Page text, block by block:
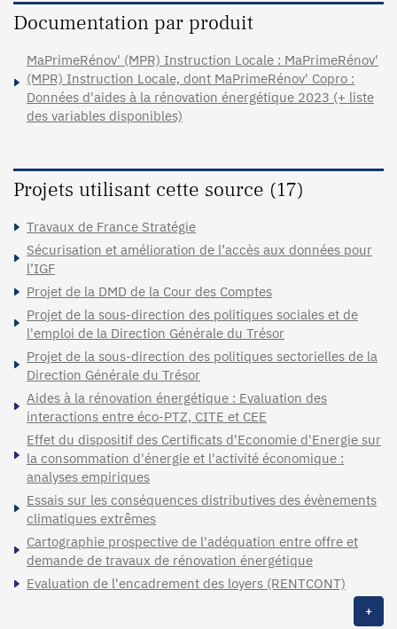
Documentation par produit
MaPrimeRénov' (MPR) Instruction Locale : MaPrimeRénov'
(MPR) Instruction Locale, dont MaPrimeRénov' Copro :
Données d'aides à la rénovation énergétique 2023 (+ liste
des variables disponibles)
Projets utilisant cette source (17)
Travaux de France Stratégie
Sécurisation et amélioration de l’accès aux données pour
l’IGF
Projet de la DMD de la Cour des Comptes
Projet de la sous-direction des politiques sociales et de
l'emploi de la Direction Générale du Trésor
Projet de la sous-direction des politiques sectorielles de la
Direction Générale du Trésor
Aides à la rénovation énergétique : Evaluation des
interactions entre éco-PTZ, CITE et CEE
Effet du dispositif des Certificats d'Economie d'Energie sur
la consommation d'énergie et l'activité économique :
analyses empiriques
Essais sur les conséquences distributives des évènements
climatiques extrêmes
Cartographie prospective de l'adéquation entre offre et
demande de travaux de rénovation énergétique
Evaluation de l'encadrement des loyers (RENTCONT)
+